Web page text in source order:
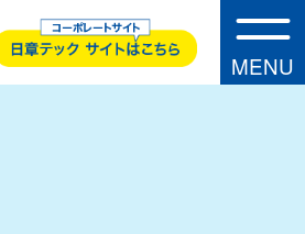
MENU